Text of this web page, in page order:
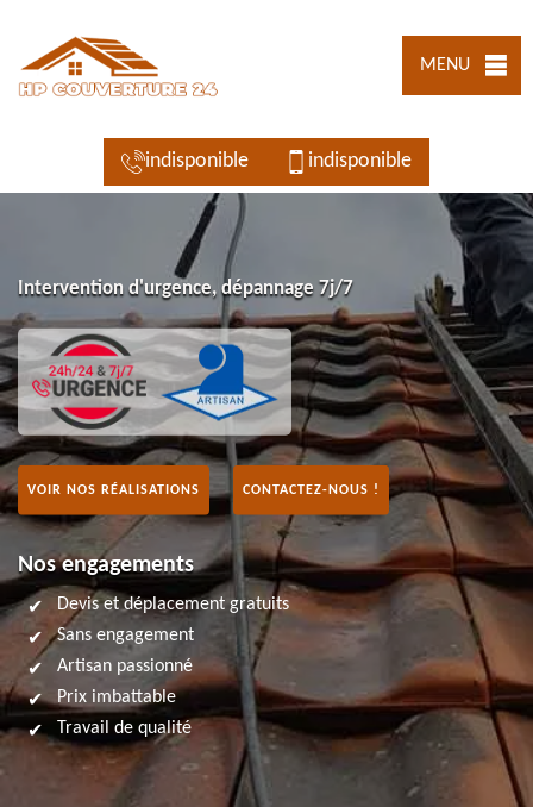
MENU
indisponible indisponible
Intervention d'urgence, dépannage 7j/7
VOIR NOS RÉALISATIONS CONTACTEZ-NOUS !
Nos engagements
Devis et déplacement gratuits
Sans engagement
Artisan passionné
Prix imbattable
Travail de qualité